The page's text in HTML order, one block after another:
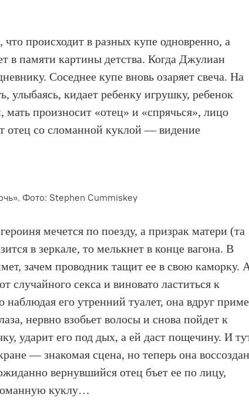
происходит в разных купе одновренно, а
в памяти картины детства. Когда Джулиан
Соседнее купе вновь озаряет свеча. На
улыбаясь, кидает ребенку игрушку, ребенок
произносит «отец» и «спрячься», лицо
отец со сломанной куклой — видение
Фото: Stephen Cummiskey
мечется по поезду, а призрак матери (та
в зеркале, то мелькнет в конце вагона. В
зачем проводник тащит ее в свою каморку.
случайного секса и виновато ластиться к
его утренний туалет, она вдруг
нервно взобьет волосы и снова пойдет к
ударит его под дых, а ей даст пощечину. И
— знакомая сцена, но теперь она
вернувшийся отец бъет ее по лицу,
куклу…